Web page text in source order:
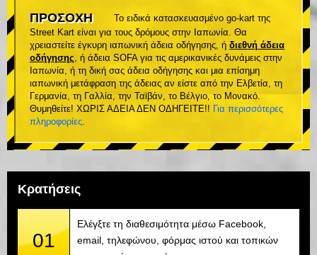
ΠΡΟΣΟΧΗ
Το ειδικά κατασκευασμένο go-kart της
Street Kart είναι για τους δρόμους στην Ιαπωνία. Θα
χρειαστείτε έγκυρη ιαπωνική άδεια οδήγησης, ή διεθνή άδεια
οδήγησης, ή άδεια SOFA για τις αμερικανικές δυνάμεις στην
Ιαπωνία, ή τη δική σας άδεια οδήγησης και μια επίσημη
ιαπωνική μετάφραση της άδειας αν είστε από την Ελβετία, τη
Γερμανία, τη Γαλλία, την Ταϊβάν, το Βέλγιο, το Μονακό.
Θυμηθείτε! ΧΩΡΙΣ ΑΔΕΙΑ ΔΕΝ ΟΔΗΓΕΙΤΕ!! Για περισσότερες
πληροφορίες.
Κρατήσεις
01
Ελέγξτε τη διαθεσιμότητα μέσω Facebook,
email, τηλεφώνου, φόρμας ιστού και τοπικών